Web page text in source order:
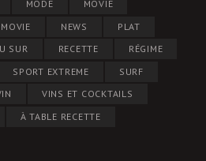
MODE
MOVIE
NEWS
PLAT
SUR RECETTE
RÉGIME
SPORT EXTREME
SURF
VINS ET COCKTAILS
À TABLE RECETTE